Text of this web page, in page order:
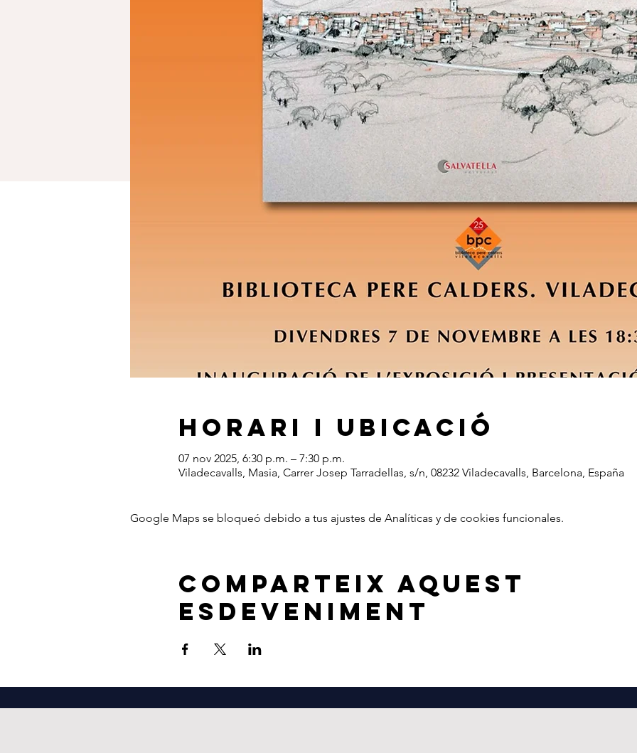
Horari i ubicació
07 nov 2025, 6:30 p.m. – 7:30 p.m.
Viladecavalls, Masia, Carrer Josep Tarradellas, s/n, 08232 Viladecavalls, Barcelona, España
Google Maps se bloqueó debido a tus ajustes de Analíticas y de cookies funcionales.
Comparteix aquest
esdeveniment